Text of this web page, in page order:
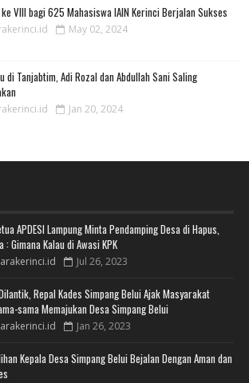
VIII bagi 625 Mahasiswa IAIN Kerinci Berjalan Sukses
May 02, 2024
di Tanjabtim, Adi Rozal dan Abdullah Sani Saling
Jan 20, 2024
APDESI Lampung Minta Pendamping Desa di Hapus,
: Gimana Kalau di Awasi KPK
Jul 26, 2023
Repal Kades Simpang Belui Ajak Masyarakat
sama Memajukan Desa Simpang Belui
Jan 26, 2023
Kepala Desa Simpang Belui Bejalan Dengan Aman dan